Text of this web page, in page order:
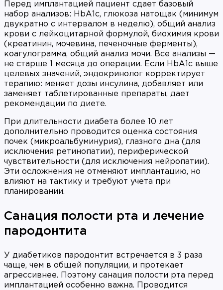
Перед имплантацией пациент сдает базовый
набор анализов: HbA1c, глюкоза натощак (минимум
двукратно с интервалом в неделю), общий анализ
крови с лейкоцитарной формулой, биохимия крови
(креатинин, мочевина, печеночные ферменты),
коагулограмма, общий анализ мочи. Все анализы —
не старше 1 месяца до операции. Если HbA1c выше
целевых значений, эндокринолог корректирует
терапию: меняет дозы инсулина, добавляет или
заменяет таблетированные препараты, дает
рекомендации по диете.
При длительности диабета более 10 лет
дополнительно проводится оценка состояния
почек (микроальбуминурия), глазного дна (для
исключения ретинопатии), периферической
чувствительности (для исключения нейропатии).
Эти осложнения не отменяют имплантацию, но
влияют на тактику и требуют учета при
планировании.
Санация полости рта и лечение
пародонтита
У диабетиков пародонтит встречается в 3 раза
чаще, чем в общей популяции, и протекает
агрессивнее. Поэтому санация полости рта перед
имплантацией особенно важна. Проводится